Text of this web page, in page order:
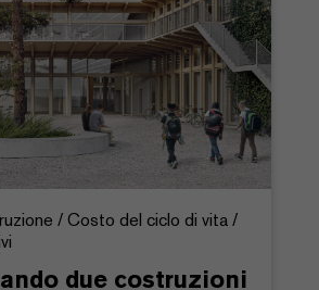
/ Costo del ciclo di vita /
due costruzioni